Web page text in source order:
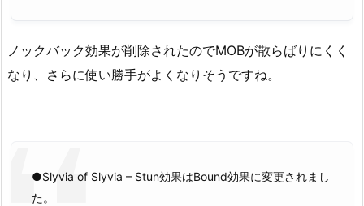
ノックバック効果が削除されたのでMOBが散らばりにくく
なり、さらに使い勝手がよくなりそうですね。
●Slyvia of Slyvia – Stun効果はBound効果に変更されまし
た。